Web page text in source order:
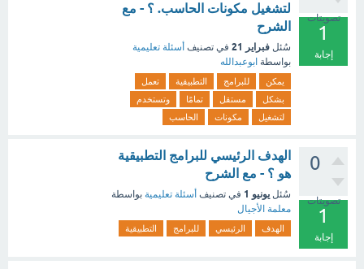
تصويتات
1
إجابة
لتشغيل مكونات الحاسب. ؟ - مع
الشرح
سُئل فبراير 21 في تصنيف أسئلة تعليمية
بواسطة ابوعبدالله
يمكن للبرامج التطبيقية
تعمل
بشكل
مستقل تمامًا
وتستخدم
لتشغيل
مكونات الحاسب
0
تصويتات
1
إجابة
الهدف الرئيسي للبرامج التطبيقية
هو ؟ - مع الشرح
سُئل يونيو 1 في تصنيف أسئلة تعليمية بواسطة
معلمة الأجيال
الهدف الرئيسي للبرامج التطبيقية